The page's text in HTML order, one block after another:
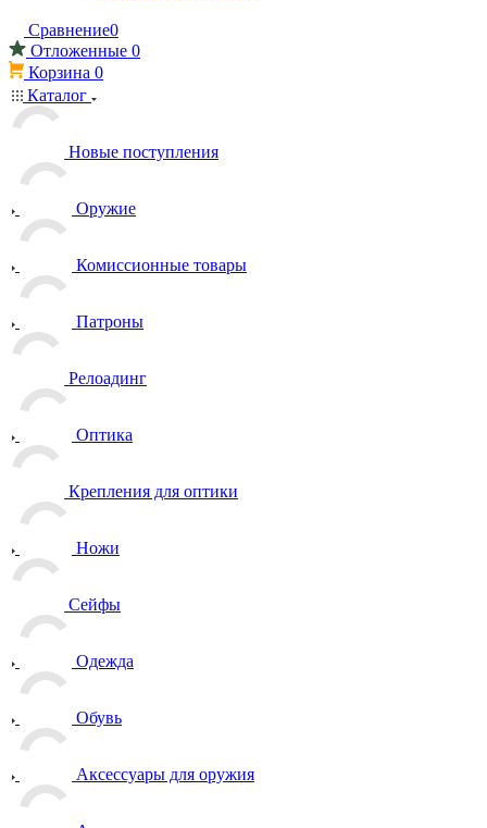
Сравнение0
Отложенные 0
Корзина 0
Каталог
Новые поступления
Оружие
Комиссионные товары
Патроны
Релоадинг
Оптика
Крепления для оптики
Ножи
Сейфы
Одежда
Обувь
Аксессуары для оружия